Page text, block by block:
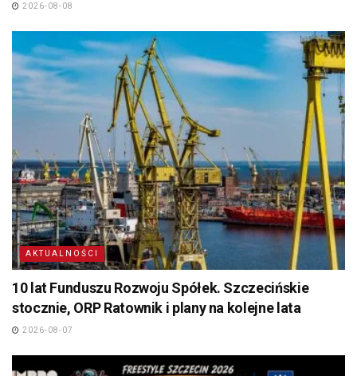
2026-08-08
AKTUALNOŚCI
10 lat Funduszu Rozwoju Spółek. Szczecińskie
stocznie, ORP Ratownik i plany na kolejne lata
2026-08-07